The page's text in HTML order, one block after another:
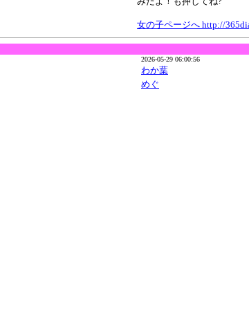
女の子ページへ http://
2026-05-29 06:00:56
わか葉
めぐ